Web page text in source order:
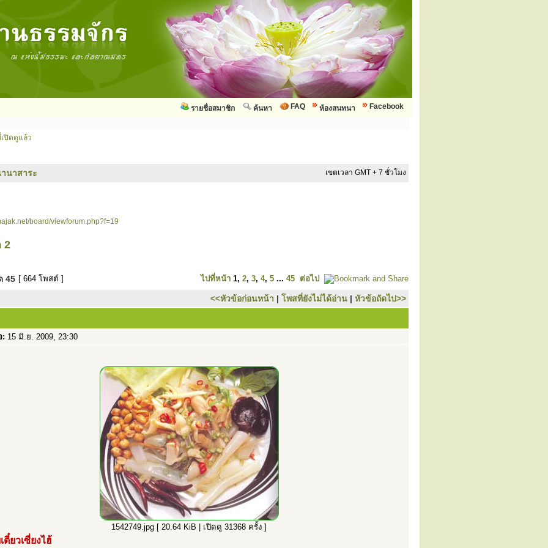
Facebook
ห้องสนทนา
FAQ
ค้นหา
รายชื่อสมาชิก
ปิดดูแล้ว
นาสาระ เขตเวลา GMT + 7 ชั่วโมง
board/viewforum.php?f=19
2
45 [ 664 โพสต์ ] ไปที่หน้า 1, 2, 3, 4, 5 ... 45 ต่อไป
<<หัวข้อก่อนหน้า | โพสที่ยังไม่ได้อ่าน | หัวข้อถัดไป>>
: 15 มิ.ย. 2009, 23:30
1542749.jpg [ 20.64 KiB | เปิดดู 31368 ครั้ง ]
ตี๋ยวเซี่ยงไฮ้